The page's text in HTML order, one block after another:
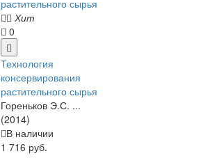
Хит
0
Технология
консервирования
растительного сырья
Гореньков Э.С. ...
(2014)
В наличии
1 716 руб.